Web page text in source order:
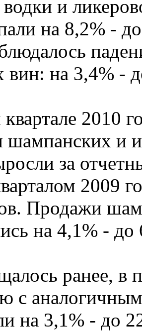
и
на 8,2% -
вин: на 3,4% -
2010
шампанских и
за
2009
Продажи
на 4,1% -
ранее, в
с
на 3,1% - до